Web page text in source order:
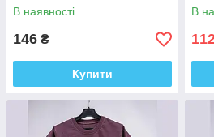
В наявності
146 ₴
Купити
В